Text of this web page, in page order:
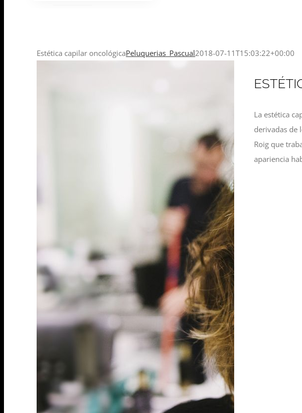
Estética capilar oncológicaPeluquerias_Pascual2018-07-11T15:03:22+00:00
La estética
derivadas de
Roig que
apariencia